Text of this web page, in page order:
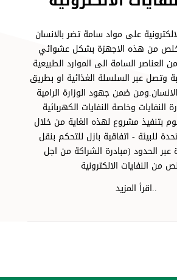
على مواد سامة تضر بالانسان
من هذه الاجهزة بشكل عشوائي
العناصر السامة الى الموارد الطبيعية
وتصل عبر السلسلة الغذائية او بطريق
ضمن جهود الوزارة الرامية
النفايات وخاصة النفايات الكهربائية
بتنفيذ مشروع لهذه الغاية من خلال
للبيئة - اتفاقية بازل للتحكم بنقل
عبر الحدود (مبادرة الشراكة من اجل
من النفايات الالكترونية
..اقرأ المزيد